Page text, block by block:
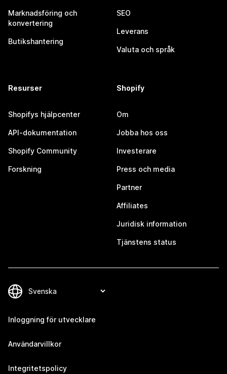
Marknadsföring och
konvertering
Butikshantering
SEO
Leverans
Valuta och språk
Resurser
Shopifys hjälpcenter
API-dokumentation
Shopify Community
Forskning
Shopify
Om
Jobba hos oss
Investerare
Press och media
Partner
Affiliates
Juridisk information
Tjänstens status
Inloggning för utvecklare
Användarvillkor
Integritetspolicy